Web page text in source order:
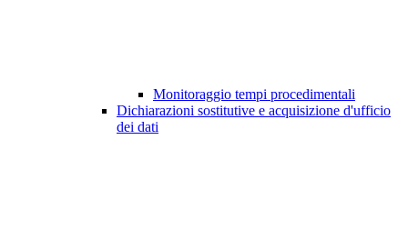
Monitoraggio tempi procedimentali
Dichiarazioni sostitutive e acquisizione d'ufficio
dei dati